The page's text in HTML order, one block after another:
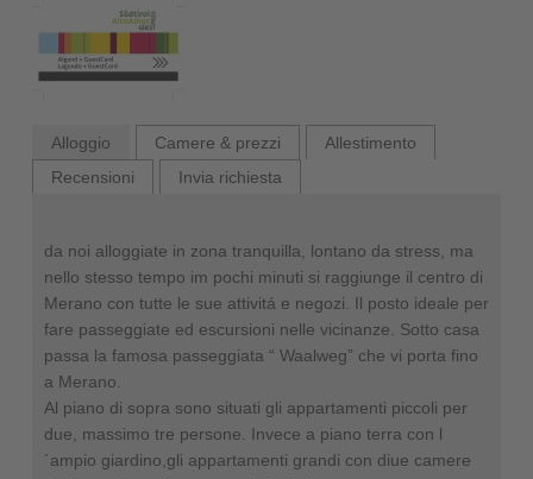
Alloggio Camere & prezzi
Allestimento
Recensioni
Invia richiesta
da noi alloggiate in zona tranquilla, lontano da stress, ma
nello stesso tempo im pochi minuti si raggiunge il centro di
Merano con tutte le sue attivitá e negozi. Il posto ideale per
fare passeggiate ed escursioni nelle vicinanze. Sotto casa
passa la famosa passeggiata “ Waalweg” che vi porta fino
a Merano.
Al piano di sopra sono situati gli appartamenti piccoli per
due, massimo tre persone. Invece a piano terra con l
´ampio giardino,gli appartamenti grandi con diue camere